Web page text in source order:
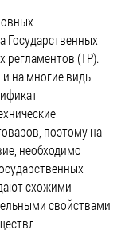
Государственных
регламентов (ТР).
и на многие виды
поэтому на
необходимо
схожими
свойствами
законное
органического
стандарт — ГОСТ
Порядок
Его применение
и поставщикам)
ГОСТ должен
нового
[…]